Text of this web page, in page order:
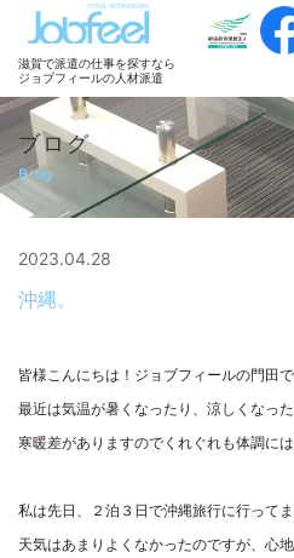
JobFeel
滋賀で派遣の仕事を探すなら
ジョブフィールの人材派遣
ブログ
Blog
2023.04.28
沖縄。
皆様こんにちは！ジョブフィールの門田で
最近は気温が暑くなったり、涼しくなった
寒暖差がありますのでくれぐれも体調に
私は先日、２泊３日で沖縄旅行に行ってま
天気はあまりよくなかったのですが、心